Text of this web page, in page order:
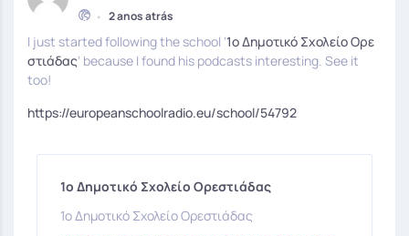
• 2 anos atrás
I just started following the school ‘1ο Δημοτικό Σχολείο Ορε
στιάδας‘ because I found his podcasts interesting. See it
too!
https://europeanschoolradio.eu/school/54792
1ο Δημοτικό Σχολείο Ορεστιάδας
1ο Δημοτικό Σχολείο Ορεστιάδας